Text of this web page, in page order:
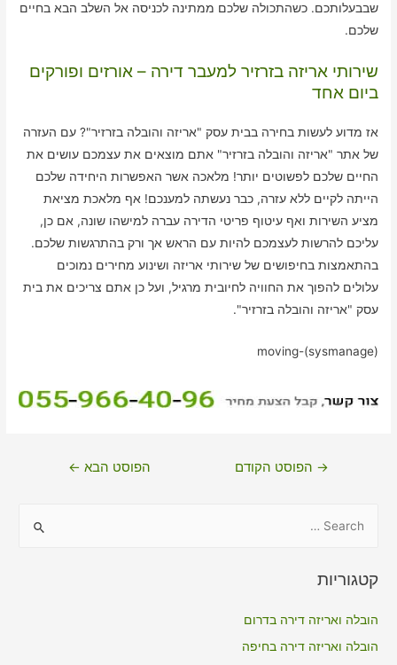
שבבעלותכם. כשהתכולה שלכם ממתינה לכניסה אל השלב הבא בחיים
שלכם.
שירותי אריזה בזרזיר למעבר דירה – אורזים ופורקים
ביום אחד
אז מדוע לעשות בחירה בבית עסק "אריזה והובלה בזרזיר"? עם העזרה
של אתר "אריזה והובלה בזרזיר" אתם מוצאים את עצמכם עושים את
החיים שלכם לפשוטים יותר! מלאכה אשר האפשרות היחידה שלכם
הייתה לקיים ללא עזרה, כבר נעשתה למענכם! אף מלאכת מציאת
מציע השירות ואף עיטוף פריטי הדירה עברה למישהו שונה, אם כן,
עליכם להרשות לעצמכם להיות עם הראש אך ורק בהתרגשות שלכם.
בהתאמצות בחיפושים של שירותי אריזה ושינוע מחירים נמוכים
עלולים להפוך את החוויה לחיובית מרגיל, ועל כן אתם צריכים את בית
עסק "אריזה והובלה בזרזיר".
moving-(sysmanage)
ניווט→ הפוסט הקודם הפוסט הבא ←
r
קטגוריות
הובלה ואריזה דירה בדרום
הובלה ואריזה דירה בחיפה